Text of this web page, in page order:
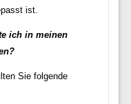
ist.
ich in meinen
Sie folgende